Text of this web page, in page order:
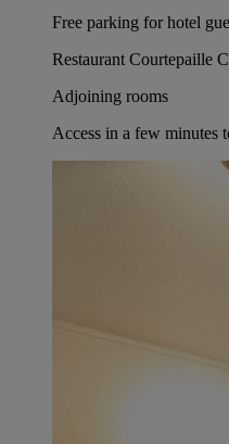
Free parking for hotel
Restaurant Courtepaille
Adjoining rooms
Access in a few minutes